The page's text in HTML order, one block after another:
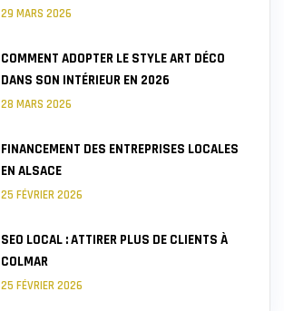
29 MARS 2026
COMMENT ADOPTER LE STYLE ART DÉCO
DANS SON INTÉRIEUR EN 2026
28 MARS 2026
FINANCEMENT DES ENTREPRISES LOCALES
EN ALSACE
25 FÉVRIER 2026
SEO LOCAL : ATTIRER PLUS DE CLIENTS À
COLMAR
25 FÉVRIER 2026